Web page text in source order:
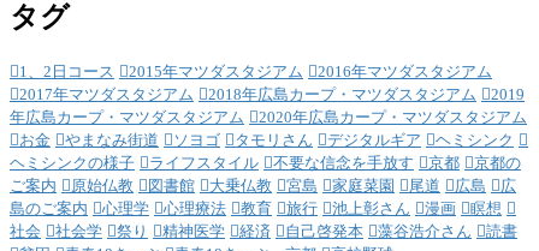
タグ
1、2日コース 2015年マツダスタジアム
2016年マツダスタジアム
2017年マツダスタジアム
2018年広島カープ・マツダスタジアム
2019
年広島カープ・マツダスタジアム
2020年広島カープ・マツダスタジアム
お金
やまなみ街道 ソヨゴ タモリさん デジタルギア
ヘミシンク
ヘミシンクの様子
ライフスタイル 不要な信念を手放す 京都
京都の
ご案内
原始仏教 図書館 大乗仏教 宮島 家庭菜園 尾道 広島
広
島のご案内
心理学 心理療法 教育 旅行 池上彰さん 漫画
瞑想
社会
社会学 祭り 精神医学 経済 自己啓発本 藻谷浩介さん
読書